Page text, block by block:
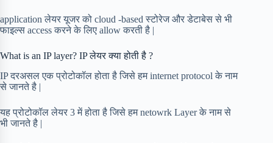
application लेयर यूजर को cloud -based स्टोरेज और डेटाबेस से भी
फाइल्स access करने के लिए allow करती है |
What is an IP layer? IP लेयर क्या होती है ?
IP दरअसल एक प्रोटोकॉल होता है जिसे हम internet protocol के नाम
से जानते है |
यह प्रोटोकॉल लेयर 3 में होता है जिसे हम netowrk Layer के नाम से
भी जानते है |